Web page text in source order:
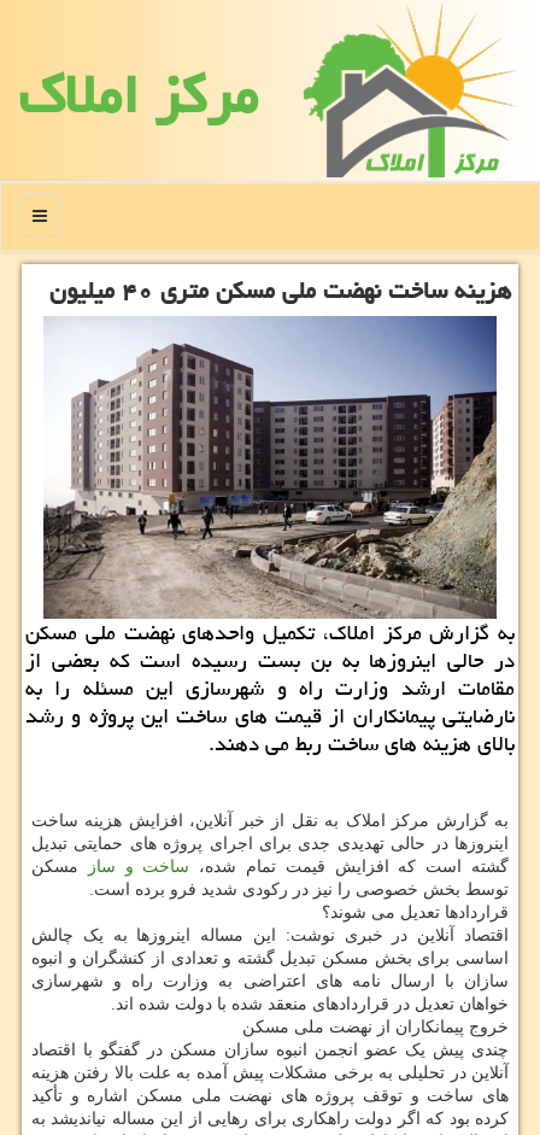
مركز املاك
منو
هزینه ساخت نهضت ملی مسکن متری ۴۰ میلیون
به گزارش مرکز املاک، تکمیل واحدهای نهضت ملی مسکن
در حالی اینروزها به بن بست رسیده است که بعضی از
مقامات ارشد وزارت راه و شهرسازی این مسئله را به
نارضایتی پیمانکاران از قیمت های ساخت این پروژه و رشد
بالای هزینه های ساخت ربط می دهند.
به گزارش مرکز املاک به نقل از خبر آنلاین، افزایش هزینه ساخت
اینروزها در حالی تهدیدی جدی برای اجرای پروژه های حمایتی تبدیل
گشته است که افزایش قیمت تمام شده، ساخت و ساز
مسکن
توسط بخش خصوصی را نیز در رکودی شدید فرو برده است.
قراردادها تعدیل می شوند؟
اقتصاد آنلاین در خبری نوشت: این مساله اینروزها به یک چالش
اساسی برای بخش مسکن تبدیل گشته و تعدادی از کنشگران و انبوه
سازان با ارسال نامه های اعتراضی به وزارت راه و شهرسازی
خواهان تعدیل در قراردادهای منعقد شده با دولت شده اند.
خروج پیمانکاران از نهضت ملی مسکن
چندی پیش یک عضو انجمن انبوه سازان مسکن در گفتگو با اقتصاد
آنلاین در تحلیلی به برخی مشکلات پیش آمده به علت بالا رفتن هزینه
های ساخت و توقف پروژه های نهضت ملی مسکن اشاره و تأکید
کرده بود که اگر دولت راهکاری برای رهایی از این مساله نیاندیشد به